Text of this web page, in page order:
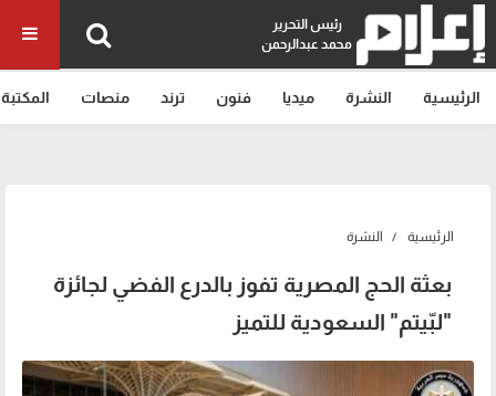
رئيس التحرير
محمد عبدالرحمن
الرئيسية النشرة ميديا فنون ترند منصات المكتبة
الرئيسية النشرة
بعثة الحج المصرية تفوز بالدرع الفضي لجائزة
"لبّيتم" السعودية للتميز